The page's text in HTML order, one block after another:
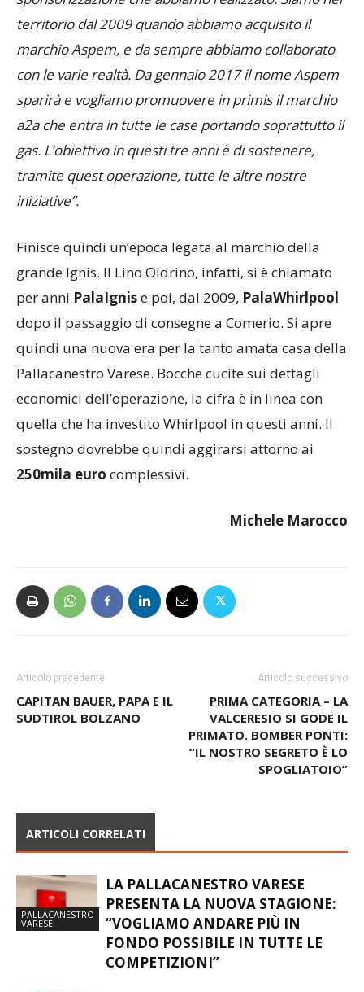
territorio dal 2009 quando abbiamo acquisito il
marchio Aspem, e da sempre abbiamo collaborato
con le varie realtà. Da gennaio 2017 il nome Aspem
sparirà e vogliamo promuovere in primis il marchio
a2a che entra in tutte le case portando soprattutto il
gas. L’obiettivo in questi tre anni è di sostenere,
tramite quest operazione, tutte le altre nostre
iniziative”.
Finisce quindi un’epoca legata al marchio della
grande Ignis. Il Lino Oldrino, infatti, si è chiamato
per anni PalaIgnise poi, dal 2009, PalaWhirlpool
dopo il passaggio di consegne a Comerio. Si apre
quindi una nuova era per la tanto amata casa della
Pallacanestro Varese. Bocche cucite sui dettagli
economici dell’operazione, la cifra è in linea con
quella che ha investito Whirlpool in questi anni. Il
sostegno dovrebbe quindi aggirarsi attorno ai
250mila euro complessivi.
Michele Marocco
Articolo precedente
CAPITAN BAUER, PAPA E IL
SUDTIROL BOLZANO
Articolo successivo
PRIMA CATEGORIA – LA
VALCERESIO SI GODE IL
PRIMATO. BOMBER PONTI:
“IL NOSTRO SEGRETO È LO
SPOGLIATOIO”
ARTICOLI CORRELATI
PALLACANESTRO
VARESE
LA PALLACANESTRO VARESE
PRESENTA LA NUOVA STAGIONE:
“VOGLIAMO ANDARE PIÙ IN
FONDO POSSIBILE IN TUTTE LE
COMPETIZIONI”